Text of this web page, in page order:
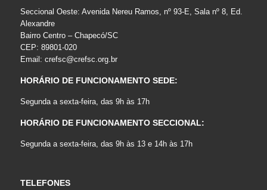
Seccional Oeste: Avenida Nereu Ramos, nº 93-E, Sala nº 8, Ed.
Alexandre
Bairro Centro – Chapecó/SC
CEP: 89801-020
Email: crefsc@crefsc.org.br
HORÁRIO DE FUNCIONAMENTO SEDE:
Segunda a sexta-feira, das 9h às 17h
HORÁRIO DE FUNCIONAMENTO SECCIONAL:
Segunda a sexta-feira, das 9h às 13 e 14h às 17h
TELEFONES